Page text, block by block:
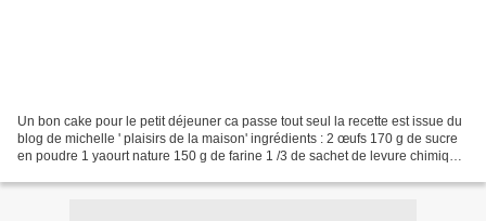
Un bon cake pour le petit déjeuner ca passe tout seul la recette est issue du
blog de michelle ' plaisirs de la maison' ingrédients : 2 œufs 170 g de sucre
en poudre 1 yaourt nature 150 g de farine 1 /3 de sachet de levure chimique